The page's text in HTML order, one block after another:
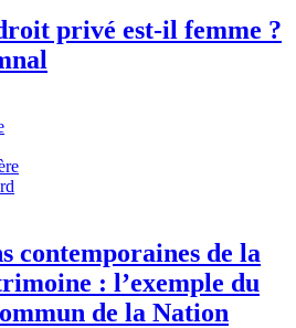
privé est-il femme ?
contemporaines de la
: l’exemple du
de la Nation